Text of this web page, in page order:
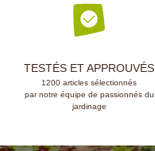
TESTÉS ET APPROUVÉS
1200 articles sélectionnés
par notre équipe de passionnés du
jardinage